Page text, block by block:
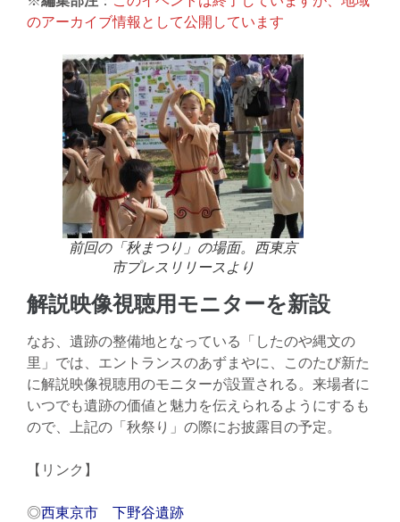
のアーカイブ情報として公開しています
前回の「秋まつり」の場面。西東京
市プレスリリースより
解説映像視聴用モニターを新設
なお、遺跡の整備地となっている「したのや縄文の
里」では、エントランスのあずまやに、このたび新た
に解説映像視聴用のモニターが設置される。来場者に
いつでも遺跡の価値と魅力を伝えられるようにするも
ので、上記の「秋祭り」の際にお披露目の予定。
【リンク】
◎西東京市 下野谷遺跡